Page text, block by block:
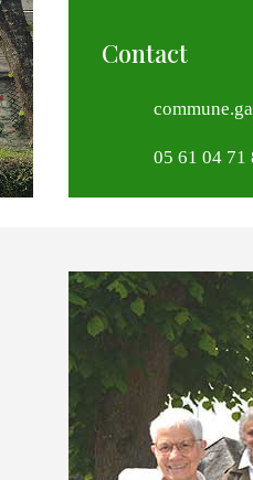
Contact
05 61 04 71